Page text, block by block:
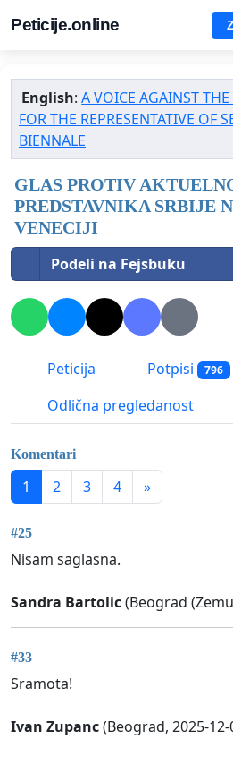
Peticije.online
English:A VOICE AGAINST
FOR THE REPRESENTATIVE OF
BIENNALE
GLAS PROTIV
PREDSTAVNIKA SRBIJE
VENECIJI
Podeli na Fejsbuku
Peticija Potpisi 796
Odlična pregledanost
Komentari
1 2 3 4 »
#25
Nisam saglasna.
Sandra Bartolic(Beograd
#33
Sramota!
Ivan Zupanc(Beograd, 2025-12-